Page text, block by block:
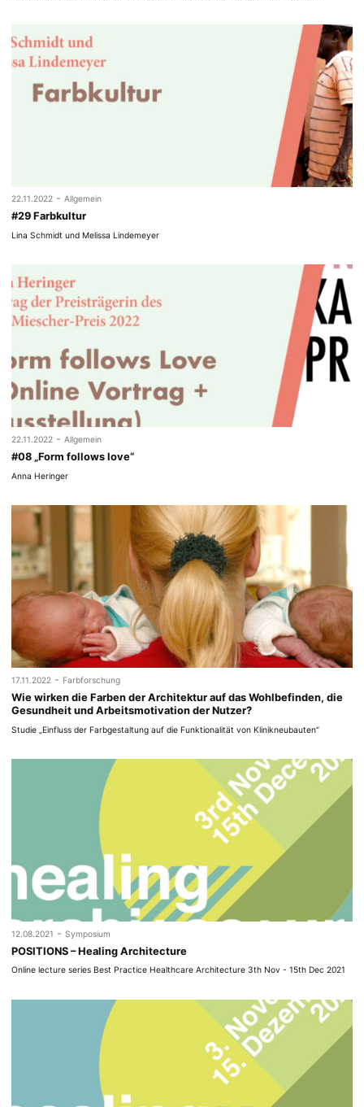
22.11.2022 - Allgemein
#29 Farbkultur
Lina Schmidt und Melissa Lindemeyer
22.11.2022 - Allgemein
#08 „Form follows love“
Anna Heringer
17.11.2022 - Farbforschung
Wie wirken die Farben der Architektur auf das Wohlbefinden, die
Gesundheit und Arbeitsmotivation der Nutzer?
Studie „Einfluss der Farbgestaltung auf die Funktionalität von Klinikneubauten“
12.08.2021 - Symposium
POSITIONS – Healing Architecture
Online lecture series Best Practice Healthcare Architecture 3th Nov - 15th Dec 2021